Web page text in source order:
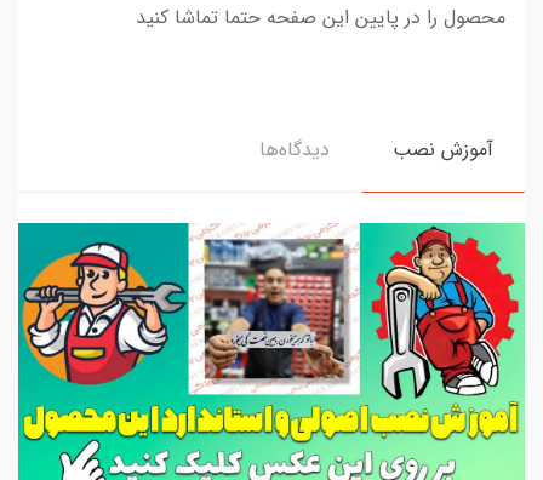
محصول را در پایین این صفحه حتما تماشا کنید
آموزش نصب دیدگاه‌ها